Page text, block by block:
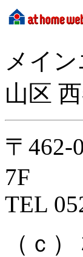
メイ
山区
〒462-
7F
TEL
（ｃ